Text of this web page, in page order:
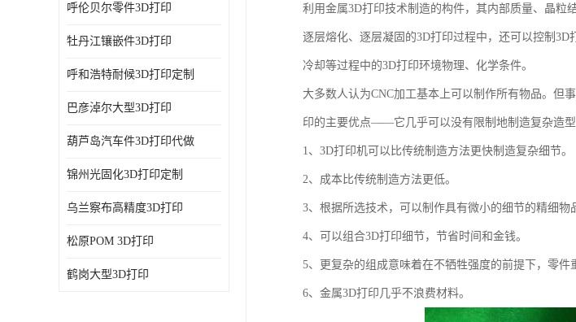
呼伦贝尔零件3D打印
牡丹江镶嵌件3D打印
呼和浩特耐候3D打印定制
巴彦淖尔大型3D打印
葫芦岛汽车件3D打印代做
锦州光固化3D打印定制
乌兰察布高精度3D打印
松原POM 3D打印
鹤岗大型3D打印
利用金属3D打印技术制造的构件，其内部质量、晶粒
逐层熔化、逐层凝固的3D打印过程中，还可以控制
冷却等过程中的3D打印环境物理、化学条件。
大多数人认为CNC加工基本上可以制作所有物品。但
印的主要优点——它几乎可以没有限制地制造复杂造型
1、3D打印机可以比传统制造方法更快制造复杂细节。
2、成本比传统制造方法更低。
3、根据所选技术，可以制作具有微小的细节的精细物
4、可以组合3D打印细节，节省时间和金钱。
5、更复杂的组成意味着在不牺牲强度的前提下，零件
6、金属3D打印几乎不浪费材料。